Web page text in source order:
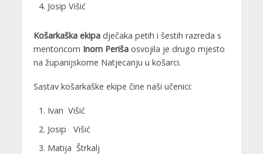
Josip Višić
Košarkaška ekipadječaka petih i šestih razreda s
mentoricom Inom Perišaosvojila je drugo mjesto
na županijskome Natjecanju u košarci.
Sastav košarkaške ekipe čine naši učenici:
Ivan Višić
Josip Višić
Matija Štrkalj